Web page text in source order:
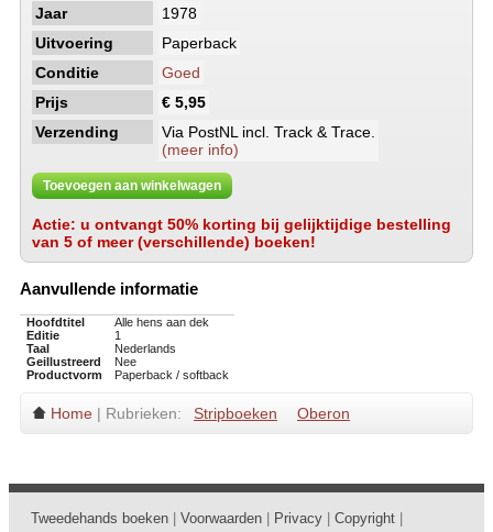
Jaar
1978
Uitvoering
Paperback
Conditie
Goed
Prijs
€ 5,95
Verzending
Via PostNL incl. Track & Trace.
(meer info)
Toevoegen aan winkelwagen
Actie: u ontvangt 50% korting bij gelijktijdige bestelling
van 5 of meer (verschillende) boeken!
Aanvullende informatie
Hoofdtitel
Alle hens aan dek
Editie
1
Taal
Nederlands
Geillustreerd
Nee
Productvorm
Paperback / softback
Home | Rubrieken: Stripboeken Oberon
Tweedehands boeken Voorwaarden Privacy Copyright